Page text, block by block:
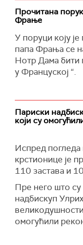
Прочитана
Фрање
У поруци коју
папа Фрања се
Нотр Дама бити
у Француској “.
Париски
који су
Испред погледа
крстионице је
110 застава и
Пре него што су
надбискуп
омогућили